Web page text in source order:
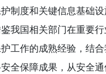
制度和关键信息基础
我国相关部门在重要
工作的成熟经验，结
全保障成果，从安全